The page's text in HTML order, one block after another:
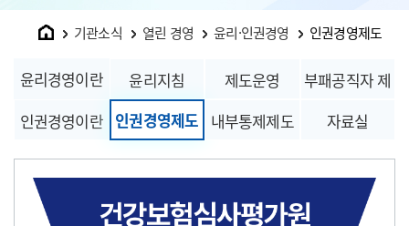
홈 기관소식 열린 경영 윤리·인권경영 인권경영제도
윤리경영이란 윤리지침 제도운영
부패공직자 제
재현황
인권경영이란 인권경영제도 내부통제제도 자료실